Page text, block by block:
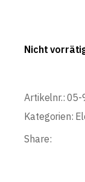
Nicht
Artikelnr.: 05-
Kategorien:
Share: